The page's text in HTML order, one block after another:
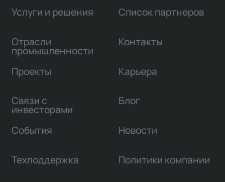
Услуги и решения
Отрасли
промышленности
Проекты
Связи с
инвесторами
Список партнеров
Контакты
Карьера
Блог
События Новости
Техподдержка Политики компании